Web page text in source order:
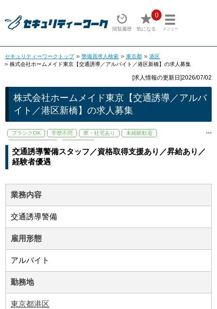
閲覧履歴
0
気になる メニュー
セキュリティーワークトップ 警備員求人検索 東京都
港区
株式会社ホームメイド東京【交通誘導／アルバイト／港区新橋】の求人募集
[求人情報の更新日]2026/07/02
株式会社ホームメイド東京【交通誘導／アルバ
イト／港区新橋】の求人募集
ブランクOK 学歴不問 寮・社宅あり
未経験歓迎
...
交通誘導警備スタッフ／資格取得支援あり／昇給あり／
経験者優遇
業務内容
交通誘導警備
雇用形態
アルバイト
勤務地
東京都港区